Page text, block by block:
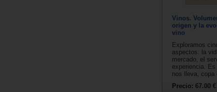
Vinos.
origen y la
vino
Exploramos
aspectos: la
mercado, el
experiencia.
nos lleva, copa
Precio: 67.00 €